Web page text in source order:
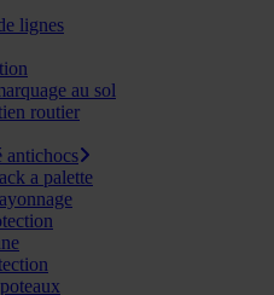
lignes
au sol
routier
antichocs
a palette